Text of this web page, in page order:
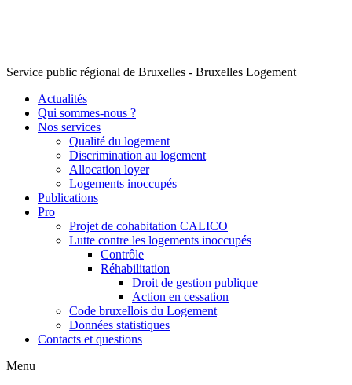
Service public régional de Bruxelles - Bruxelles Logement
Actualités
Qui sommes-nous ?
Nos services
Qualité du logement
Discrimination au logement
Allocation loyer
Logements inoccupés
Publications
Pro
Projet de cohabitation CALICO
Lutte contre les logements inoccupés
Contrôle
Réhabilitation
Droit de gestion publique
Action en cessation
Code bruxellois du Logement
Données statistiques
Contacts et questions
Menu